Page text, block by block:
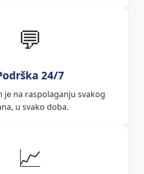
💬
24/7
je na raspolaganju svakog
u svako doba.
📈